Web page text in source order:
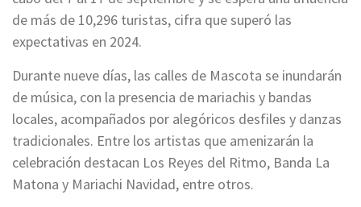
de más de 10,296 turistas, cifra que superó las
expectativas en 2024.
Durante nueve días, las calles de Mascota se inundarán
de música, con la presencia de mariachis y bandas
locales, acompañados por alegóricos desfiles y danzas
tradicionales. Entre los artistas que amenizarán la
celebración destacan Los Reyes del Ritmo, Banda La
Matona y Mariachi Navidad, entre otros.